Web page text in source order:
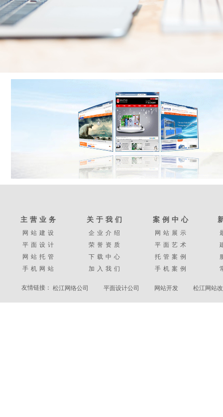
案例中心
网站展示
平面艺术
托管案例
手机案例
关于我们
企业介绍
荣誉资质
下载中心
加入我们
主营业务
网站建设
平面设计
网站托管
手机网站
友情链接： 松江网络公司 平面设计公司 网站开发 松江网站